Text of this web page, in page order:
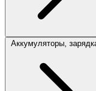
Аккумуляторы,